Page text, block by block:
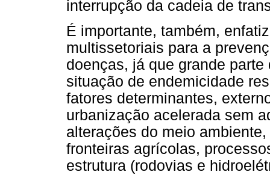
interrupção da cadeia de
É importante, também,
multissetoriais para a
doenças, já que grande
situação de endemicidade
fatores determinantes,
urbanização acelerada sem
alterações do meio
fronteiras agrícolas,
estrutura (rodovias e